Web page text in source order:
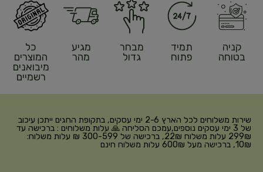
קניה
בטוחה
תמיד
פתוח
מבחר
גדול
מגיע
מהר
כל
המוצרים
מיבואנים
רשמיים
שירות משלוחים לכל הארץ 2-6 ימי עסקים, בתקופת החגים ייתכן עיכוב
של 3 ימי עסקים נוספים,עמכם הסליחה 🙏 עלות משלוחים : ברכישה עד
299₪ עלות משלוח 22₪, ברכישה של 300-599 ₪ עלות משלוח:
10₪, ברכישה מעל 600₪ עלות משלוח חינם